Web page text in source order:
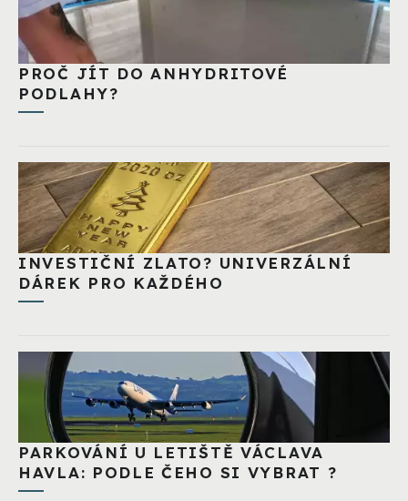
PROČ JÍT DO ANHYDRITOVÉ
PODLAHY?
INVESTIČNÍ ZLATO? UNIVERZÁLNÍ
DÁREK PRO KAŽDÉHO
PARKOVÁNÍ U LETIŠTĚ VÁCLAVA
HAVLA: PODLE ČEHO SI VYBRAT ?